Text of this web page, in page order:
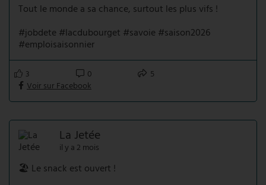
Tout le monde a sa chance, surtout les plus vifs !
#jobdete #lacdubourget #savoie #saison2026
#emploisaisonnier
3 0
5
Voir sur Facebook
La Jetée
il y a 2 mois
🏖️ Le snack est ouvert !